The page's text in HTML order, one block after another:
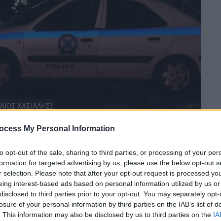
My Personal Information
opt-out of the sale, sharing to third parties, or processing of your
for targeted advertising by us, please use the below opt-out
selection. Please note that after your opt-out request is processed
interest-based ads based on personal information utilized by us
to third parties prior to your opt-out. You may separately
of your personal information by third parties on the IAB’s list of
This information may also be disclosed by us to third parties on the
ΧΑΣΙΑΛΗΣ)
Δικαστήριο του Βόλου η δίκη για την
στηΛάρισα, με κατηγορούμενο τον
γνωστός ως ο«μητροκτόνος της
μετανιωμένος αλλά ψύχραιμος, τηνίδια
την ενοχή του, κάνοντας λόγο για